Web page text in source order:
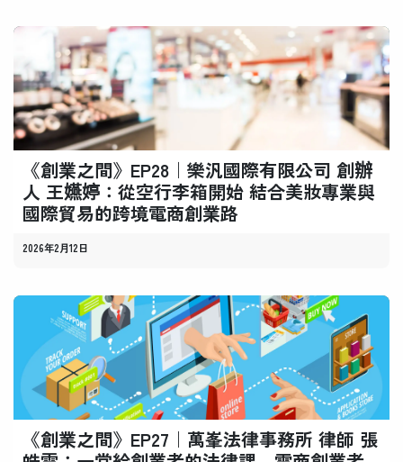
《創業之間》EP28｜樂汎國際有限公司 創辦
人 王嬿婷：從空行李箱開始 結合美妝專業與
國際貿易的跨境電商創業路
2026年2月12日
《創業之間》EP27｜萬峯法律事務所 律師 張